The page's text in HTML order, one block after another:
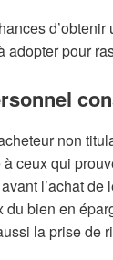
d’obtenir
adopter pour
non
ceux qui
avant l’achat de
du bien en
la prise de